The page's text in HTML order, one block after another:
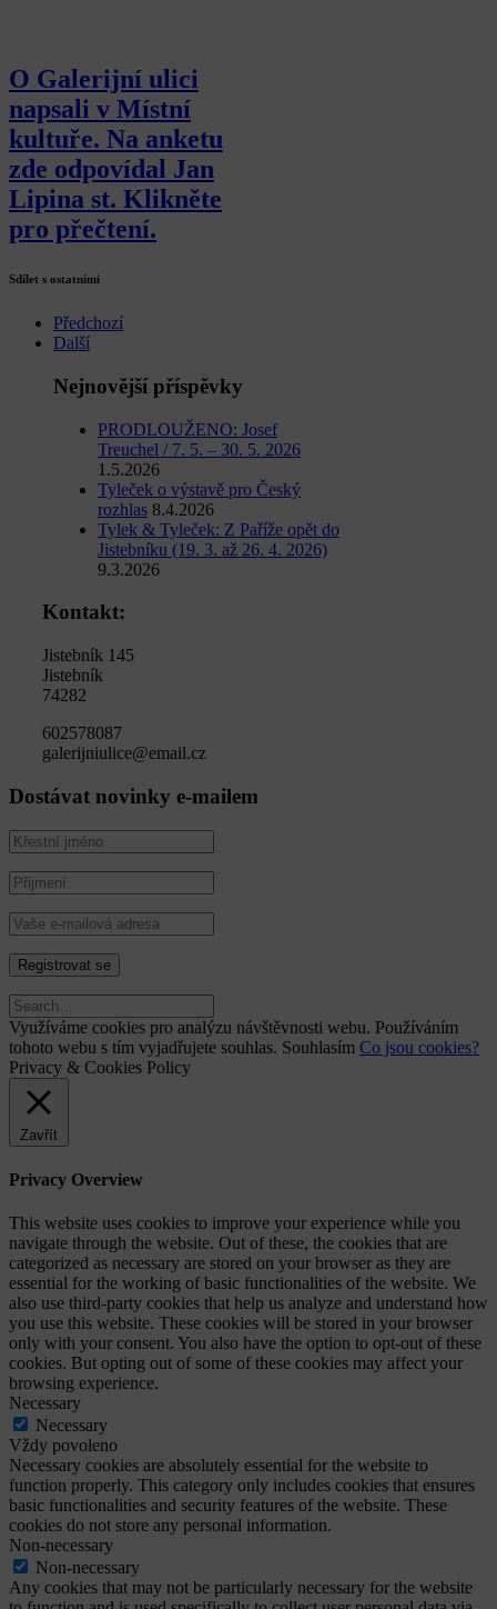
O Galerijní ulici
napsali v Místní
kultuře. Na anketu
zde odpovídal Jan
Lipina st. Klikněte
pro přečtení.
Sdílet s ostatními
Předchozí
Další
Nejnovější příspěvky
PRODLOUŽENO: Josef
Treuchel / 7. 5. – 30. 5. 2026
1.5.2026
Tyleček o výstavě pro Český
rozhlas 8.4.2026
Tylek & Tyleček: Z Paříže opět do
Jistebníku (19. 3. až 26. 4. 2026)
9.3.2026
Kontakt:
Jistebník 145
Jistebník
74282
602578087
galerijniulice@email.cz
Dostávat novinky e-mailem
Využíváme cookies pro analýzu návštěvnosti webu. Používáním
tohoto webu s tím vyjadřujete souhlas. Souhlasím Co jsou cookies?
Privacy & Cookies Policy
Zavřít
Privacy Overview
This website uses cookies to improve your experience while you
navigate through the website. Out of these, the cookies that are
categorized as necessary are stored on your browser as they are
essential for the working of basic functionalities of the website. We
also use third-party cookies that help us analyze and understand how
you use this website. These cookies will be stored in your browser
only with your consent. You also have the option to opt-out of these
cookies. But opting out of some of these cookies may affect your
browsing experience.
Necessary
Necessary
Vždy povoleno
Necessary cookies are absolutely essential for the website to
function properly. This category only includes cookies that ensures
basic functionalities and security features of the website. These
cookies do not store any personal information.
Non-necessary
Non-necessary
Any cookies that may not be particularly necessary for the website